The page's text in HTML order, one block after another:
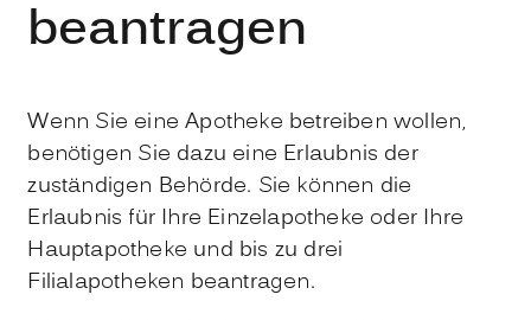
beantragen
Wenn Sie eine Apotheke betreiben wollen,
benötigen Sie dazu eine Erlaubnis der
zuständigen Behörde. Sie können die
Erlaubnis für Ihre Einzelapotheke oder Ihre
Hauptapotheke und bis zu drei
Filialapotheken beantragen.